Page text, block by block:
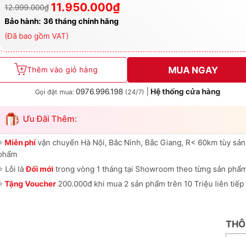
12.999.000₫
Giá
gốc
là:
12.999.000₫.
11.950.000₫
Giá
hiện
tại
là:
11.950.000₫.
Bảo hành: 36 tháng chính hãng
(Đã bao gồm VAT)
Thêm vào giỏ hàng MUA NGAY
Gọi đặt mua: 0976.996.198 (24/7) Hệ thống cửa hàng
Ưu Đãi Thêm:
Miễn phívận chuyển Hà Nội, Bắc Ninh, Bắc Giang, R< 60km tùy sản
Lỗi làĐổi mớitrong vòng 1 tháng tại Showroom theo từng sản
Tặng Voucher200.000đ khi mua 2 sản phẩm trên 10 Triệu liên tiếp